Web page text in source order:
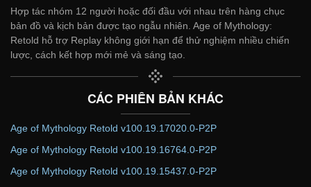
Hợp tác nhóm 12 người hoặc đối đầu với nhau trên hàng chục
bản đồ và kịch bản được tạo ngẫu nhiên. Age of Mythology:
Retold hỗ trợ Replay không giới hạn để thử nghiệm nhiều chiến
lược, cách kết hợp mới mẻ và sáng tạo.
CÁC PHIÊN BẢN KHÁC
Age of Mythology Retold v100.19.17020.0-P2P
Age of Mythology Retold v100.19.16764.0-P2P
Age of Mythology Retold v100.19.15437.0-P2P